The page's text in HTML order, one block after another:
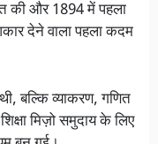
की और 1894 में पहला
देने वाला पहला कदम
बल्कि व्याकरण, गणित
मिज़ो समुदाय के लिए